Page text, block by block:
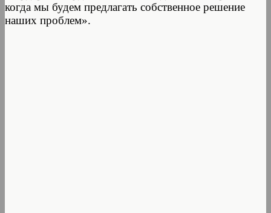
когда мы будем предлагать собственное решение
наших проблем».